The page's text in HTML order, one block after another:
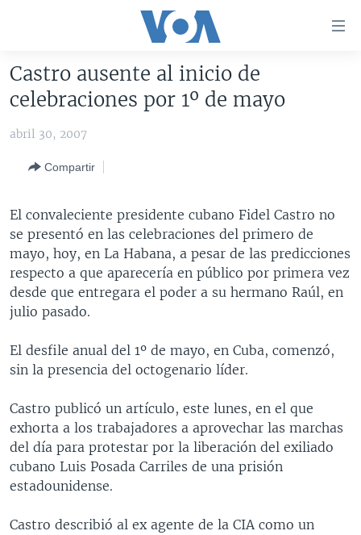
accesibilidad
al
contenido
principal
Salte
principal
Salte
búsqueda
AMÉRICA DEL NORTE
MÉXICO
HAITÍ
ELECCIONES EEUU
VOTO DIVIDIDO
VOA VERIFICA
VOA VERIFICA UCRANIA/RUSIA
VOA VERIFICA AMÉRICA LATINA
AMÉRICA LATINA
BOLIVIA
COLOMBIA
CHILE
PERÚ
ECUADOR
VENEZUELA
BRASIL
CENTROAMÉRICA
COSTA RICA
EL SALVADOR
GUATEMALA
HONDURAS
NICARAGUA
OTRAS SECCIONES
INMIGRACIÓN
LIBERTAD DE PRENSA
MUNDO
ECONOMÍA
ENTRETENIMIENTO Y CULTURA
TECNOLOGÍA
DEPORTES
CIENCIA Y SALUD
ESPECIALES DE LA VOA
LIBERTAD DE PRENSA
UCRANIA
MULTIMEDIA
VIDEOS
FOTOGRAFÍA
AUDIOS
PROGRAMAS TV
EL MUNDO AL DÍA
FORO INTERAMERICANO
VISIÓN 360
LAS CLAVES
RADIO
AVANCE INFORMATIVO
AUDIONOTICIAS
BUENOS DÍAS AMÉRICA
DIRECT
DOCUMENTALES DE LA VOA
Castro ausente al inicio de
celebraciones por 1º de mayo
abril 30, 2007
Compartir
El convaleciente presidente cubano Fidel Castro no
se presentó en las celebraciones del primero de
mayo, hoy, en La Habana, a pesar de las predicciones
respecto a que aparecería en público por primera vez
desde que entregara el poder a su hermano Raúl, en
julio pasado.
El desfile anual del 1º de mayo, en Cuba, comenzó,
sin la presencia del octogenario líder.
Castro publicó un artículo, este lunes, en el que
exhorta a los trabajadores a aprovechar las marchas
del día para protestar por la liberación del exiliado
cubano Luis Posada Carriles de una prisión
estadounidense.
Castro describió al ex agente de la CIA como un